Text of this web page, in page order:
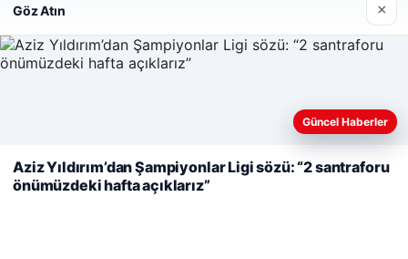
Bakan Gürlek’ten Çerçeve Yasa Açıklaması: Hukuk Devleti
İlkeleriyle Süreç İşletilecek
Web sitemizi nasıl kullandığınızı daha iyi anlayabilmek,
kullanıyoruz.
Çerez Politikamız
Reddet Kabul Et
Göz Atın ×
Güncel Haberler
Aziz Yıldırım’dan Şampiyonlar Ligi sözü: “2 santraforu
önümüzdeki hafta açıklarız”